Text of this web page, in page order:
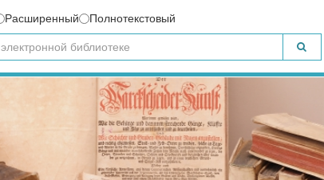
Расширенный
Полнотекстовый